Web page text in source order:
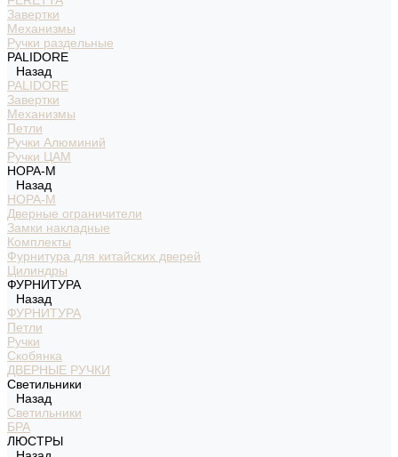
Завертки
Механизмы
Ручки раздельные
PALIDORE
Назад
PALIDORE
Завертки
Механизмы
Петли
Ручки Алюминий
Ручки ЦАМ
НОРА-М
Назад
НОРА-М
Дверные ограничители
Замки накладные
Комплекты
Фурнитура для китайских дверей
Цилиндры
ФУРНИТУРА
Назад
ФУРНИТУРА
Петли
Ручки
Скобянка
ДВЕРНЫЕ РУЧКИ
Светильники
Назад
Светильники
БРА
ЛЮСТРЫ